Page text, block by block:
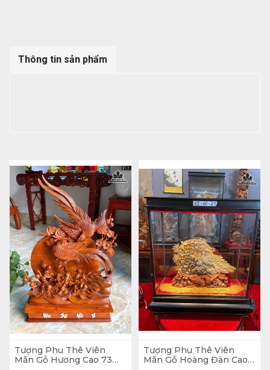
Thông tin sản phẩm
Tượng Phu Thê Viên
Mãn Gỗ Hương Cao 73
Tượng Phu Thê Viên
Mãn Gỗ Hoàng Đàn Cao